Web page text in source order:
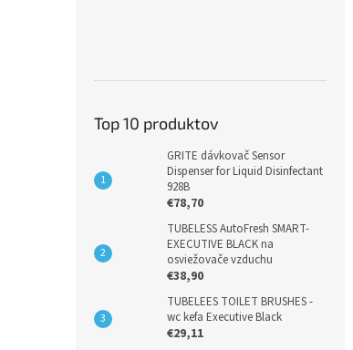
Top 10 produktov
GRITE dávkovač Sensor
Dispenser for Liquid Disinfectant
928B
€78,70
TUBELESS AutoFresh SMART-
EXECUTIVE BLACK na
osviežovače vzduchu
€38,90
TUBELEES TOILET BRUSHES -
wc kefa Executive Black
€29,11